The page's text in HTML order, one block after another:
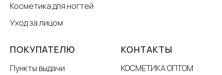
Косметика для ногтей
Уход за лицом
ПОКУПАТЕЛЮ
Пункты выдачи
КОНТАКТЫ
КОСМЕТИКА ОПТОМ